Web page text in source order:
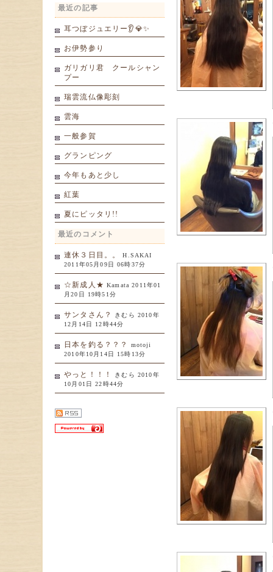
最近の記事
耳つぼジュエリー👂💎✨
お伊勢参り
ガリガリ君 クールシャン
プー
瑞雲流仏像彫刻
雲海
一般参賀
グランピング
今年もあと少し
紅葉
夏にピッタリ!!
最近のコメント
連休３日目。。 H.SAKAI
2011年05月09日 06時37分
☆新成人★ Kamata 2011年01
月20日 19時51分
サンタさん？ きむら 2010年
12月14日 12時44分
日本を釣る？？？ motoji
2010年10月14日 15時13分
やっと！！！ きむら 2010年
10月01日 22時44分